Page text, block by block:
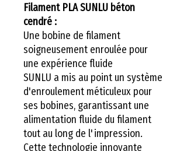
Filament PLA SUNLU béton
cendré :
Une bobine de filament
soigneusement enroulée pour
une expérience fluide
SUNLU a mis au point un système
d'enroulement méticuleux pour
ses bobines, garantissant une
alimentation fluide du filament
tout au long de l'impression.
Cette technologie innovante